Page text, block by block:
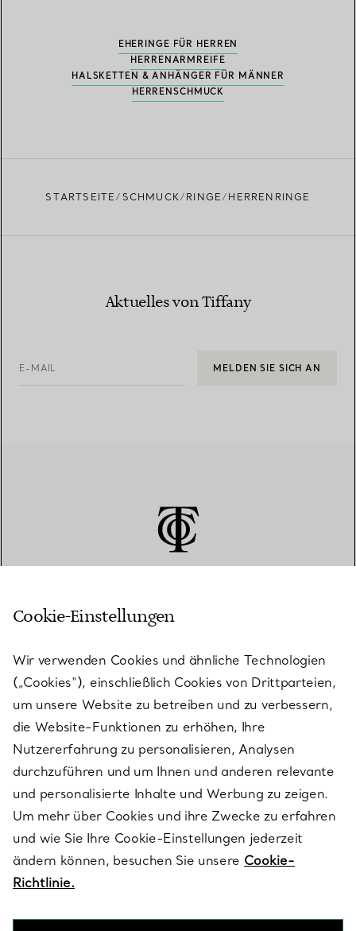
EHERINGE FÜR HERREN
HERRENARMREIFE
HALSKETTEN & ANHÄNGER FÜR MÄNNER
HERRENSCHMUCK
STARTSEITE SCHMUCK RINGE HERRENRINGE
Aktuelles von Tiffany
E-MAIL MELDEN SIE SICH AN
KUNDENSERVICE
SERVICES
ÜBER TIFFANY & CO.
RECHTLICHE HINWEISE
FOLGEN SIE UNS
Cookie-Einstellungen
Wir verwenden Cookies und ähnliche Technologien
(„Cookies“), einschließlich Cookies von Drittparteien,
um unsere Website zu betreiben und zu verbessern,
die Website-Funktionen zu erhöhen, Ihre
Nutzererfahrung zu personalisieren, Analysen
durchzuführen und um Ihnen und anderen relevante
und personalisierte Inhalte und Werbung zu zeigen.
Um mehr über Cookies und ihre Zwecke zu erfahren
und wie Sie Ihre Cookie-Einstellungen jederzeit
ändern können, besuchen Sie unsere Cookie-
Richtlinie.